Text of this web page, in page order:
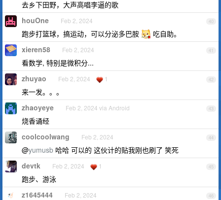
去乡下田野，大声高唱李逼的歌
40
houOne Feb 2, 2024
跑步打篮球，搞运动，可以分泌多巴胺 吃自助。
41
xieren58 Feb 2, 2024
看数学, 特别是微积分...
42
zhuyao Feb 2, 2024 1
来一发。。。
43
zhaoyeye Feb 2, 2024 via Android
烧香诵经
44
coolcoolwang Feb 2, 2024
@yumusb 哈哈 可以的 这伙计的贴我刚也刷了 笑死
45
devtk Feb 2, 2024 1
跑步、游泳
46
z1645444 Feb 2, 2024